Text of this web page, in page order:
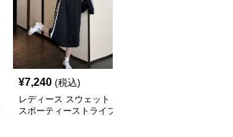
¥7,240 (税込)
レディース スウェット
スポーティーストライプ